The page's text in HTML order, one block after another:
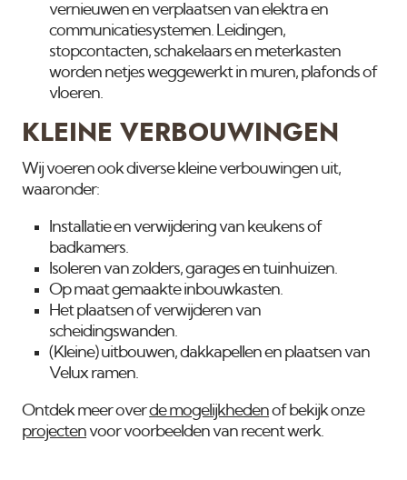
vernieuwen en verplaatsen van elektra en
communicatiesystemen. Leidingen,
stopcontacten, schakelaars en meterkasten
worden netjes weggewerkt in muren, plafonds of
vloeren.
KLEINE VERBOUWINGEN
Wij voeren ook diverse kleine verbouwingen uit,
waaronder:
Installatie en verwijdering van keukens of
badkamers.
Isoleren van zolders, garages en tuinhuizen.
Op maat gemaakte inbouwkasten.
Het plaatsen of verwijderen van
scheidingswanden.
(Kleine) uitbouwen, dakkapellen en plaatsen van
Velux ramen.
Ontdek meer overde mogelijkhedenof bekijk onze
projectenvoor voorbeelden van recent werk.